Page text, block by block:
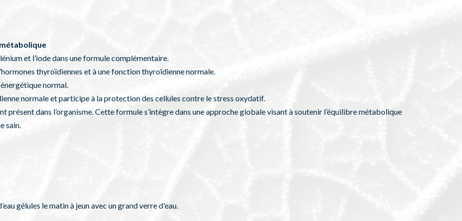
et l’iode dans une formule complémentaire.
thyroïdiennes et à une fonction thyroïdienne normale.
normal.
normale et participe à la protection des cellules contre le stress oxydatif.
présent dans l’organisme. Cette formule s’intègre dans une approche globale visant à soutenir l’équilibre métabolique
sain.
gélules le matin à jeun avec un grand verre d'eau.